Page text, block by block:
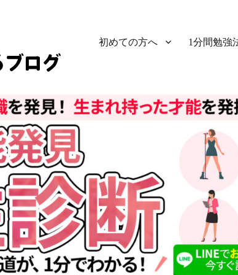
初めての方へ 1分間勉強